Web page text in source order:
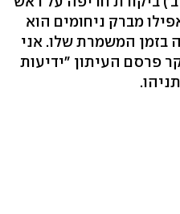
מברק ניחומים הוא
בזמן המשמרת שלו. אני
פרסם העיתון "ידיעות